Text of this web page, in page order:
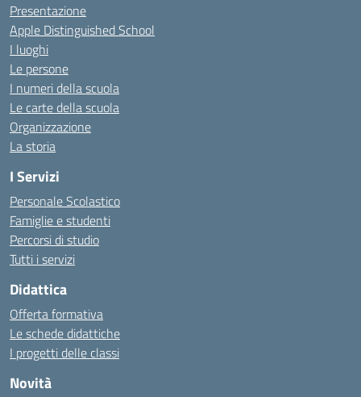
Presentazione
Apple Distinguished School
I luoghi
Le persone
I numeri della scuola
Le carte della scuola
Organizzazione
La storia
I Servizi
Personale Scolastico
Famiglie e studenti
Percorsi di studio
Tutti i servizi
Didattica
Offerta formativa
Le schede didattiche
I progetti delle classi
Novità